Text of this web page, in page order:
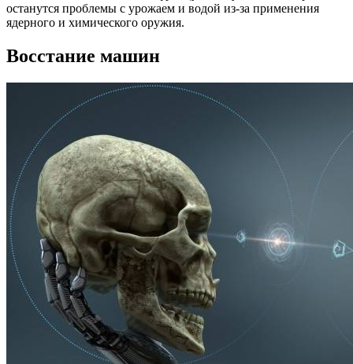
останутся проблемы с урожаем и водой из-за применения
ядерного и химического оружия.
Восстание машин